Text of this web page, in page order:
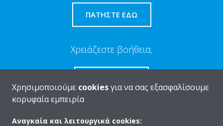
ΠΑΤΉΣΤΕ ΕΔΏ
Χρειάζεστε βοήθεια;
Χρησιμοποιούμε cookiesγια να σας εξασφαλίσουμε
κορυφαία εμπειρία
Αναγκαία και λειτουργικά cookies: